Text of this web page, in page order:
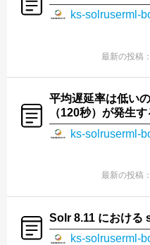
ks-solruserml-
最新の投稿
平均遅延率は低い
（120秒）が発生す
ks-solruserml-
最新の投稿
Solr 8.11 における
ks-solruserml-